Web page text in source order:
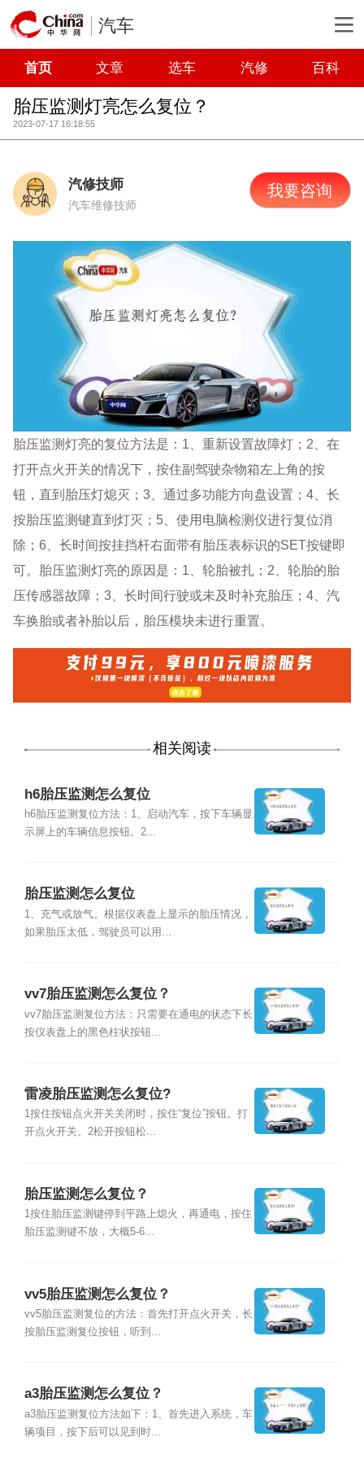
汽车
首页 文章 选车 汽修 百科
胎压监测灯亮怎么复位？
2023-07-17 16:18:55
汽修技师
汽车维修技师
我要咨询
胎压监测灯亮的复位方法是：1、重新设置故障灯；2、在
打开点火开关的情况下，按住副驾驶杂物箱左上角的按
钮，直到胎压灯熄灭；3、通过多功能方向盘设置；4、长
按胎压监测键直到灯灭；5、使用电脑检测仪进行复位消
除；6、长时间按挂挡杆右面带有胎压表标识的SET按键即
可。胎压监测灯亮的原因是：1、轮胎被扎；2、轮胎的胎
压传感器故障；3、长时间行驶或未及时补充胎压；4、汽
车换胎或者补胎以后，胎压模块未进行重置。
相关阅读
h6胎压监测怎么复位
h6胎压监测复位方法：1、启动汽车，按下车辆显
示屏上的车辆信息按钮。2...
胎压监测怎么复位
1、充气或放气。根据仪表盘上显示的胎压情况，
如果胎压太低，驾驶员可以用...
vv7胎压监测怎么复位？
vv7胎压监测复位方法：只需要在通电的状态下长
按仪表盘上的黑色柱状按钮...
雷凌胎压监测怎么复位?
1按住按钮点火开关关闭时，按住“复位”按钮。打
开点火开关。2松开按钮松...
胎压监测怎么复位？
1按住胎压监测键停到平路上熄火，再通电，按住
胎压监测键不放，大概5-6...
vv5胎压监测怎么复位？
vv5胎压监测复位的方法：首先打开点火开关，长
按胎压监测复位按钮，听到...
a3胎压监测怎么复位？
a3胎压监测复位方法如下：1、首先进入系统，车
辆项目，按下后可以见到时...